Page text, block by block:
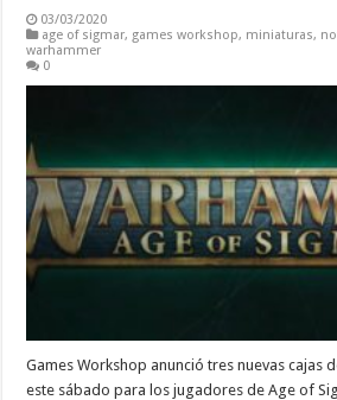
03/03/2020
age of sigmar, games workshop, miniaturas,
warhammer
0
Games Workshop anunció tres nuevas cajas
este sábado para los jugadores de Age of